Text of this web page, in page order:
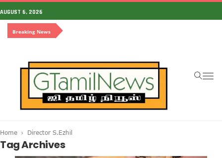
AUGUST 6, 2026
Breaking News
Home Director S.Ezhil
Tag Archives